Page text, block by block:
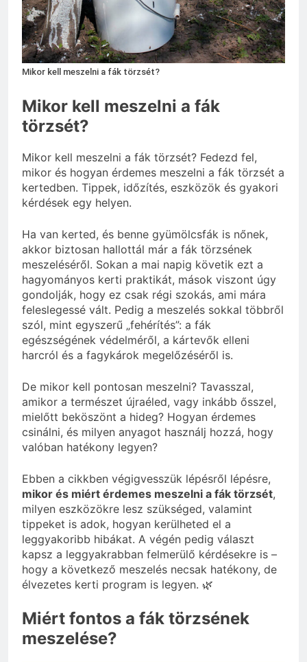
Mennyi a táppénz?
3 Nap Ezelőtt
Mikor kell meszelni a fák törzsét?
Mikor kell meszelni a fák
törzsét?
Mikor kell meszelni a fák törzsét? Fedezd fel,
mikor és hogyan érdemes meszelni a fák törzsét a
kertedben. Tippek, időzítés, eszközök és gyakori
kérdések egy helyen.
Ha van kerted, és benne gyümölcsfák is nőnek,
akkor biztosan hallottál már a fák törzsének
meszeléséről. Sokan a mai napig követik ezt a
hagyományos kerti praktikát, mások viszont úgy
gondolják, hogy ez csak régi szokás, ami mára
feleslegessé vált. Pedig a meszelés sokkal többről
szól, mint egyszerű „fehérítés”: a fák
egészségének védelméről, a kártevők elleni
harcról és a fagykárok megelőzéséről is.
De mikor kell pontosan meszelni? Tavasszal,
amikor a természet újraéled, vagy inkább ősszel,
mielőtt beköszönt a hideg? Hogyan érdemes
csinálni, és milyen anyagot használj hozzá, hogy
valóban hatékony legyen?
Ebben a cikkben végigvesszük lépésről lépésre,
mikor és miért érdemes meszelni a fák törzsét,
milyen eszközökre lesz szükséged, valamint
tippeket is adok, hogyan kerülheted el a
leggyakoribb hibákat. A végén pedig választ
kapsz a leggyakrabban felmerülő kérdésekre is –
hogy a következő meszelés necsak hatékony, de
élvezetes kerti program is legyen. 🌿
Miért fontos a fák törzsének
meszelése?